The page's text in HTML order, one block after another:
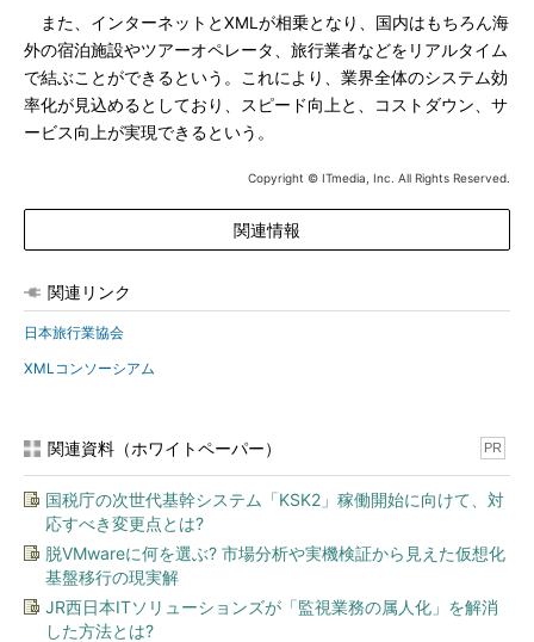
また、インターネットとXMLが相乗となり、国内はもちろん海
外の宿泊施設やツアーオペレータ、旅行業者などをリアルタイム
で結ぶことができるという。これにより、業界全体のシステム効
率化が見込めるとしており、スピード向上と、コストダウン、サ
ービス向上が実現できるという。
Copyright © ITmedia, Inc. All Rights Reserved.
関連情報
関連リンク
日本旅行業協会
XMLコンソーシアム
関連資料（ホワイトペーパー） PR
国税庁の次世代基幹システム「KSK2」稼働開始に向けて、対
応すべき変更点とは?
脱VMwareに何を選ぶ? 市場分析や実機検証から見えた仮想化
基盤移行の現実解
JR西日本ITソリューションズが「監視業務の属人化」を解消
した方法とは?